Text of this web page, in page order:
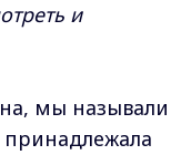
и
мы называли